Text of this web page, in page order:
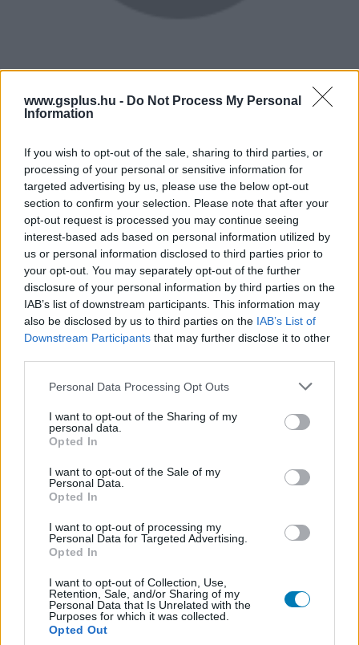
www.gsplus.hu - Do Not Process My Personal
Information
If you wish to opt-out of the sale, sharing to third parties, or
processing of your personal or sensitive information for
targeted advertising by us, please use the below opt-out
section to confirm your selection. Please note that after your
opt-out request is processed you may continue seeing
interest-based ads based on personal information utilized by
us or personal information disclosed to third parties prior to
your opt-out. You may separately opt-out of the further
disclosure of your personal information by third parties on the
IAB’s list of downstream participants. This information may
also be disclosed by us to third parties on the IAB’s List of
Downstream Participants that may further disclose it to other
Please note that this website/app uses one or more Google
not limited to your visit or usage behaviour. You may click to
grant or deny consent to Google and its third-party tags to
use your data for below specified purposes in below Google
consent section.
Personal Data Processing Opt Outs
I want to opt-out of the Sharing of my
personal data.
Opted In
I want to opt-out of the Sale of my
Personal Data.
Opted In
I want to opt-out of processing my
Personal Data for Targeted Advertising.
Opted In
I want to opt-out of Collection, Use,
Retention, Sale, and/or Sharing of my
Personal Data that Is Unrelated with the
Purposes for which it was collected.
Opted Out